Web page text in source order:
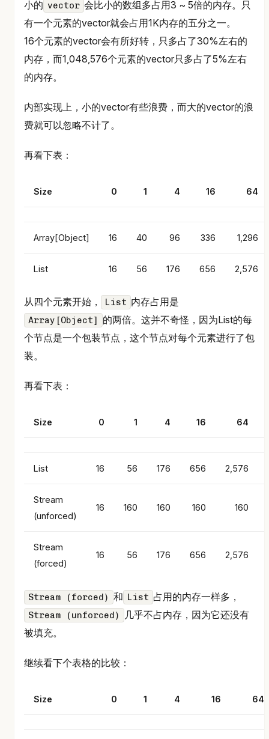
小的 vector 会比小的数组多占用3 ~ 5倍的内存。只
有一个元素的vector就会占用1K内存的五分之一。
16个元素的vector会有所好转，只多占了30%左右的
内存，而1,048,576个元素的vector只多占了5%左右
的内存。
内部实现上，小的vector有些浪费，而大的vector的浪
费就可以忽略不计了。
再看下表：
Size 0 1 4 16 64
Array[Object] 16 40 96 336 1,296
List 16 56 176 656 2,576
从四个元素开始， List 内存占用是
Array[Object]
的两倍。这并不奇怪，因为List的每
个节点是一个包装节点，这个节点对每个元素进行了包
装。
再看下表：
Size 0 1 4 16 64
List 16 56 176 656 2,576
Stream
(unforced)
16 160 160 160 160
Stream
(forced)
16 56 176 656 2,576
Stream (forced) 和 List 占用的内存一样多，
Stream (unforced)
几乎不占内存，因为它还没有
被填充。
继续看下个表格的比较：
Size 0 1 4 16 64